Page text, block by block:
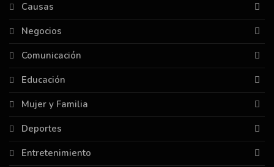
Causas
Negocios
Comunicación
Educación
Mujer y Familia
Deportes
Entretenimiento